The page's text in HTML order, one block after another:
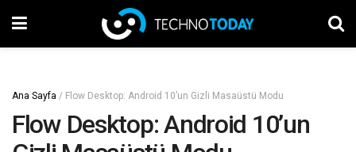
Ana Sayfa / Flow Desktop: Android 10’un Gizli Masaüstü Modu
Flow Desktop: Android 10’un